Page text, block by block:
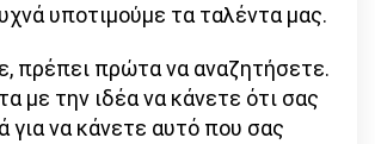
υποτιμούμε τα ταλέντα μας.
πρέπει πρώτα να αναζητήσετε.
με την ιδέα να κάνετε ότι σας
για να κάνετε αυτό που σας